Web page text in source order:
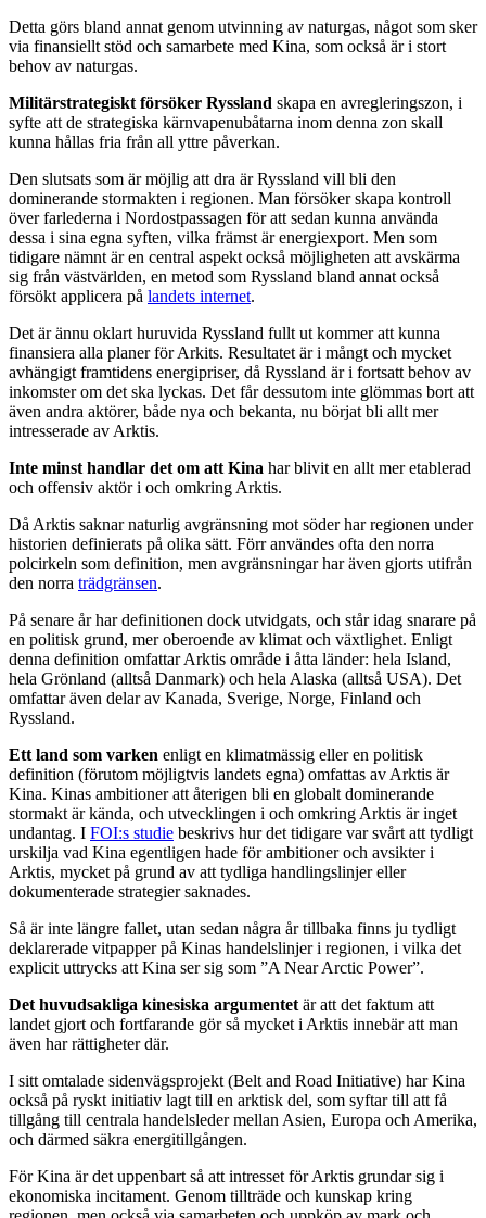
Detta görs bland annat genom utvinning av naturgas, något som sker
via finansiellt stöd och samarbete med Kina, som också är i stort
behov av naturgas.
Militärstrategiskt försöker Ryssland skapa en avregleringszon, i
syfte att de strategiska kärnvapenubåtarna inom denna zon skall
kunna hållas fria från all yttre påverkan.
Den slutsats som är möjlig att dra är Ryssland vill bli den
dominerande stormakten i regionen. Man försöker skapa kontroll
över farlederna i Nordostpassagen för att sedan kunna använda
dessa i sina egna syften, vilka främst är energiexport. Men som
tidigare nämnt är en central aspekt också möjligheten att avskärma
sig från västvärlden, en metod som Ryssland bland annat också
försökt applicera på landets internet.
Det är ännu oklart huruvida Ryssland fullt ut kommer att kunna
finansiera alla planer för Arkits. Resultatet är i mångt och mycket
avhängigt framtidens energipriser, då Ryssland är i fortsatt behov av
inkomster om det ska lyckas. Det får dessutom inte glömmas bort att
även andra aktörer, både nya och bekanta, nu börjat bli allt mer
intresserade av Arktis.
Inte minst handlar det om att Kina har blivit en allt mer etablerad
och offensiv aktör i och omkring Arktis.
Då Arktis saknar naturlig avgränsning mot söder har regionen under
historien definierats på olika sätt. Förr användes ofta den norra
polcirkeln som definition, men avgränsningar har även gjorts utifrån
den norra trädgränsen.
På senare år har definitionen dock utvidgats, och står idag snarare på
en politisk grund, mer oberoende av klimat och växtlighet. Enligt
denna definition omfattar Arktis område i åtta länder: hela Island,
hela Grönland (alltså Danmark) och hela Alaska (alltså USA). Det
omfattar även delar av Kanada, Sverige, Norge, Finland och
Ryssland.
Ett land som varken enligt en klimatmässig eller en politisk
definition (förutom möjligtvis landets egna) omfattas av Arktis är
Kina. Kinas ambitioner att återigen bli en globalt dominerande
stormakt är kända, och utvecklingen i och omkring Arktis är inget
undantag. I FOI:s studie beskrivs hur det tidigare var svårt att tydligt
urskilja vad Kina egentligen hade för ambitioner och avsikter i
Arktis, mycket på grund av att tydliga handlingslinjer eller
dokumenterade strategier saknades.
Så är inte längre fallet, utan sedan några år tillbaka finns ju tydligt
deklarerade vitpapper på Kinas handelslinjer i regionen, i vilka det
explicit uttrycks att Kina ser sig som ”A Near Arctic Power”.
Det huvudsakliga kinesiska argumentet är att det faktum att
landet gjort och fortfarande gör så mycket i Arktis innebär att man
även har rättigheter där.
I sitt omtalade sidenvägsprojekt (Belt and Road Initiative) har Kina
också på ryskt initiativ lagt till en arktisk del, som syftar till att få
tillgång till centrala handelsleder mellan Asien, Europa och Amerika,
och därmed säkra energitillgången.
För Kina är det uppenbart så att intresset för Arktis grundar sig i
ekonomiska incitament. Genom tillträde och kunskap kring